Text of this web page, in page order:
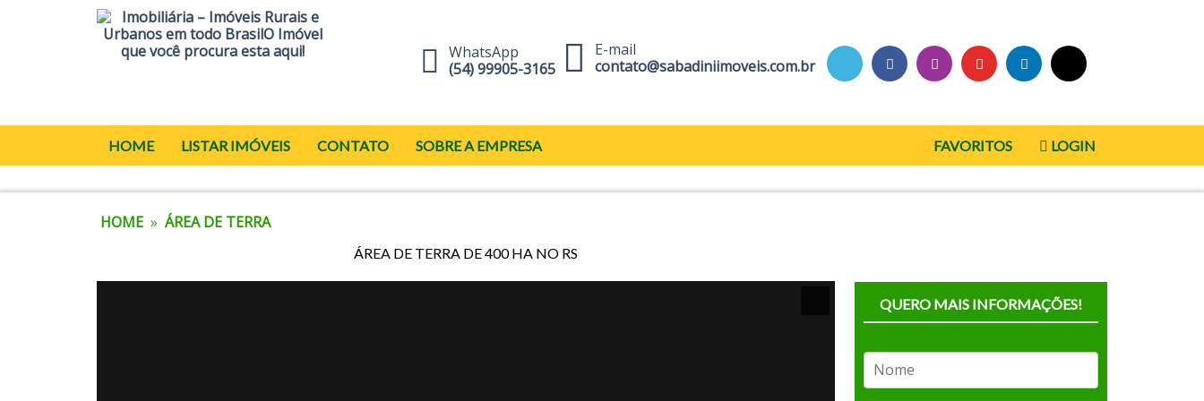
WhatsApp
(54) 99905-3165
E-mail
contato@sabadiniimoveis.com.br
FAVORITOS LOGIN
HOME LISTAR IMÓVEIS CONTATO SOBRE A EMPRESA
HOME » ÁREA DE TERRA
ÁREA DE TERRA DE 400 HA NO RS
QUERO MAIS INFORMAÇÕES!